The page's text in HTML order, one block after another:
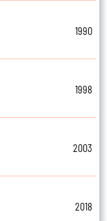
1990
1998
2003
2018